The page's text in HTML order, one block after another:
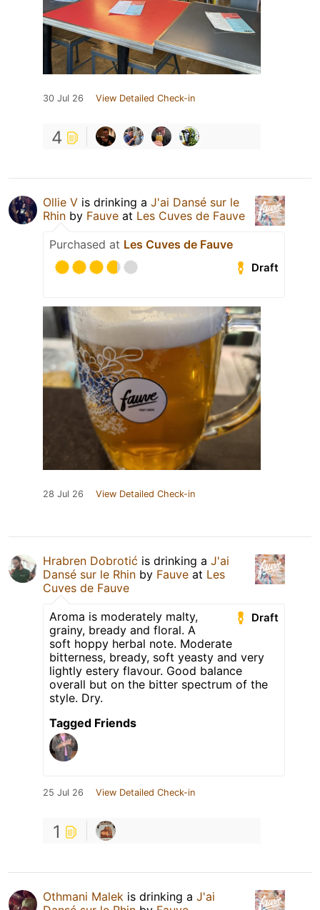
30 Jul 26 View Detailed Check-in
4
Ollie V is drinking a J'ai Dansé sur le
Rhin by Fauve at Les Cuves de Fauve
Purchased at Les Cuves de Fauve
Draft
28 Jul 26 View Detailed Check-in
Hrabren Dobrotić is drinking a J'ai
Dansé sur le Rhin by Fauve at Les
Cuves de Fauve
Draft
Aroma is moderately malty,
grainy, bready and floral. A
soft hoppy herbal note. Moderate
bitterness, bready, soft yeasty and very
lightly estery flavour. Good balance
overall but on the bitter spectrum of the
style. Dry.
Tagged Friends
25 Jul 26 View Detailed Check-in
1
Othmani Malek is drinking a J'ai